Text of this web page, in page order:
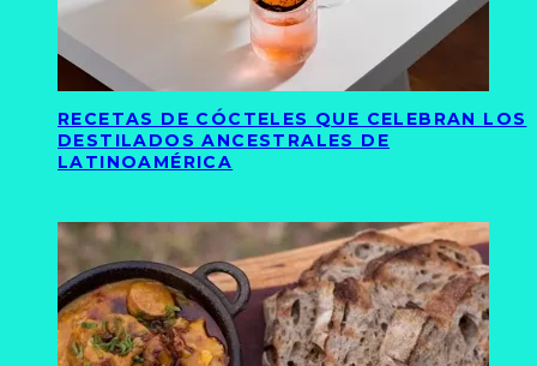
RECETAS DE CÓCTELES QUE CELEBRAN LOS
DESTILADOS ANCESTRALES DE
LATINOAMÉRICA